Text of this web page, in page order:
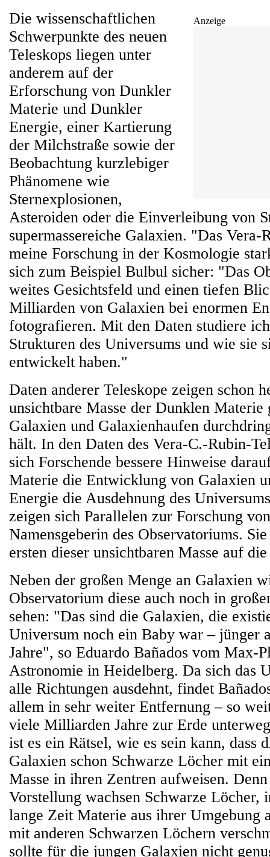
Anzeige
Die wissenschaftlichen
Schwerpunkte des neuen
Teleskops liegen unter
anderem auf der
Erforschung von Dunkler
Materie und Dunkler
Energie, einer Kartierung
der Milchstraße sowie der
Beobachtung kurzlebiger
Phänomene wie
Sternexplosionen,
Asteroiden oder die Einverleibung von
supermassereiche Galaxien. "Das
meine Forschung in der Kosmologie
sich zum Beispiel Bulbul sicher: "Das
weites Gesichtsfeld und einen tiefen
Milliarden von Galaxien bei enormen
fotografieren. Mit den Daten studiere
Strukturen des Universums und wie sie
entwickelt haben."
Daten anderer Teleskope zeigen schon
unsichtbare Masse der Dunklen Materie
Galaxien und Galaxienhaufen
hält. In den Daten des Vera-C.-Rubin-
sich Forschende bessere Hinweise
Materie die Entwicklung von Galaxien
Energie die Ausdehnung des
zeigen sich Parallelen zur Forschung
Namensgeberin des Observatoriums.
ersten dieser unsichtbaren Masse auf
Neben der großen Menge an Galaxien
Observatorium diese auch noch in
sehen: "Das sind die Galaxien, die
Universum noch ein Baby war – jünger
Jahre", so Eduardo Bañados vom Max-
Astronomie in Heidelberg. Da sich das
alle Richtungen ausdehnt, findet
allem in sehr weiter Entfernung – so
viele Milliarden Jahre zur Erde
ist es ein Rätsel, wie es sein kann, dass
Galaxien schon Schwarze Löcher mit
Masse in ihren Zentren aufweisen.
Vorstellung wachsen Schwarze Löcher,
lange Zeit Materie aus ihrer Umgebung
mit anderen Schwarzen Löchern
sollte für die jungen Galaxien nicht